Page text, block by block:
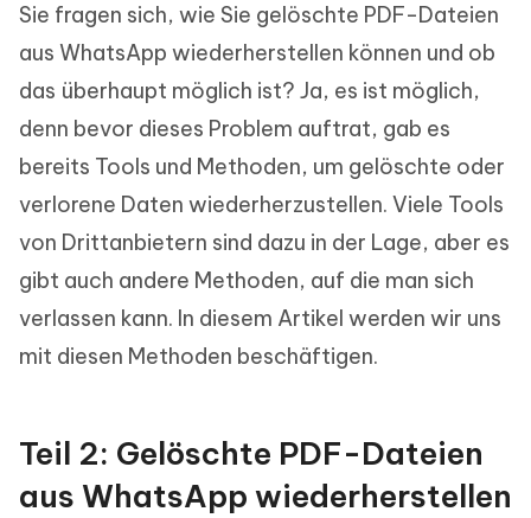
Sie fragen sich, wie Sie gelöschte PDF-Dateien
aus WhatsApp wiederherstellen können und ob
das überhaupt möglich ist? Ja, es ist möglich,
denn bevor dieses Problem auftrat, gab es
bereits Tools und Methoden, um gelöschte oder
verlorene Daten wiederherzustellen. Viele Tools
von Drittanbietern sind dazu in der Lage, aber es
gibt auch andere Methoden, auf die man sich
verlassen kann. In diesem Artikel werden wir uns
mit diesen Methoden beschäftigen.
Teil 2: Gelöschte PDF-Dateien
aus WhatsApp wiederherstellen